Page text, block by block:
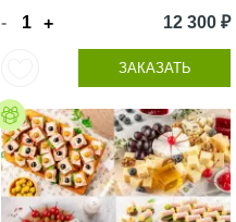
- + 12 300 ₽
ЗАКАЗАТЬ